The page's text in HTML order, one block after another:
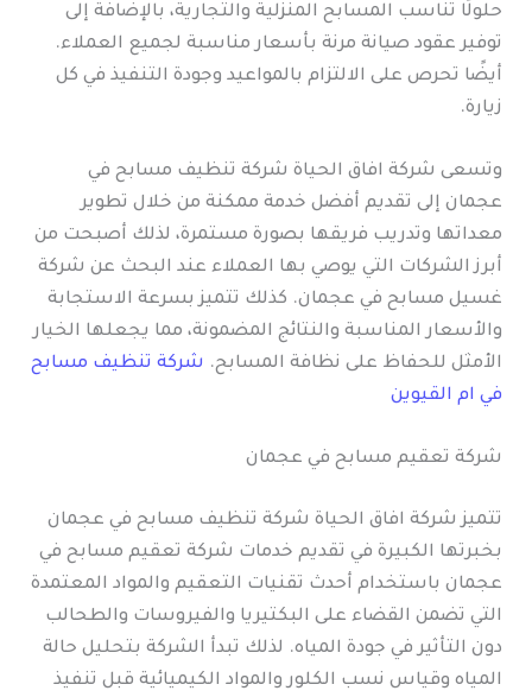
حلولًا تناسب المسابح المنزلية والتجارية، بالإضافة إلى
توفير عقود صيانة مرنة بأسعار مناسبة لجميع العملاء.
أيضًا تحرص على الالتزام بالمواعيد وجودة التنفيذ في كل
زيارة.
وتسعى شركة افاق الحياة شركة تنظيف مسابح في
عجمان إلى تقديم أفضل خدمة ممكنة من خلال تطوير
معداتها وتدريب فريقها بصورة مستمرة، لذلك أصبحت من
أبرز الشركات التي يوصي بها العملاء عند البحث عن شركة
غسيل مسابح في عجمان. كذلك تتميز بسرعة الاستجابة
والأسعار المناسبة والنتائج المضمونة، مما يجعلها الخيار
الأمثل للحفاظ على نظافة المسابح. شركة تنظيف مسابح
في ام القيوين
شركة تعقيم مسابح في عجمان
تتميز شركة افاق الحياة شركة تنظيف مسابح في عجمان
بخبرتها الكبيرة في تقديم خدمات شركة تعقيم مسابح في
عجمان باستخدام أحدث تقنيات التعقيم والمواد المعتمدة
التي تضمن القضاء على البكتيريا والفيروسات والطحالب
دون التأثير في جودة المياه. لذلك تبدأ الشركة بتحليل حالة
المياه وقياس نسب الكلور والمواد الكيميائية قبل تنفيذ